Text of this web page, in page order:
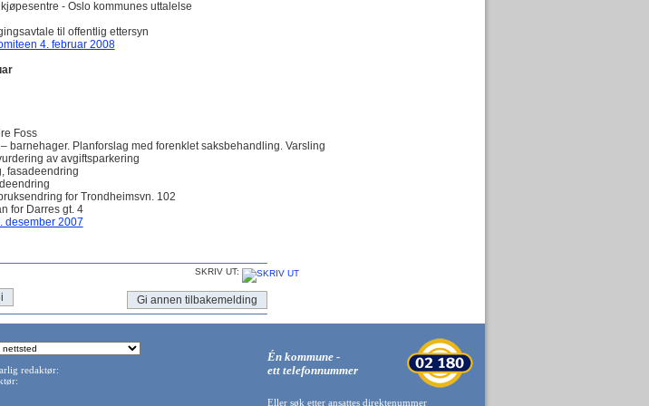
- Oslo kommunes uttalelse
til offentlig ettersyn
4. februar 2008
Foss
barnehager. Planforslag med forenklet saksbehandling. Varsling
av avgiftsparkering
fasadeendring
for Trondheimsvn. 102
for Darres gt. 4
desember 2007
SKRIV UT:
Gi annen tilbakemelding
redaktør:
Én kommune -
ett telefonnummer
Eller søk etter ansattes direktenummer